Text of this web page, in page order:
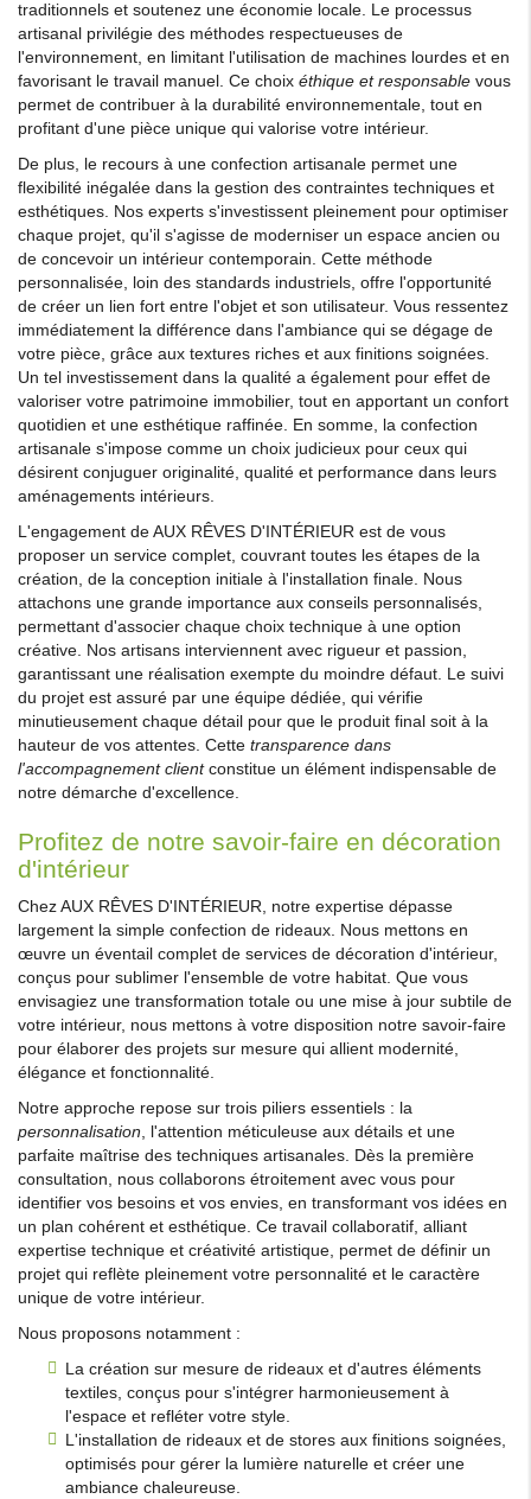
traditionnels et soutenez une économie locale. Le processus
artisanal privilégie des méthodes respectueuses de
l'environnement, en limitant l'utilisation de machines lourdes et en
favorisant le travail manuel. Ce choix éthique et responsable vous
permet de contribuer à la durabilité environnementale, tout en
profitant d'une pièce unique qui valorise votre intérieur.
De plus, le recours à une confection artisanale permet une
flexibilité inégalée dans la gestion des contraintes techniques et
esthétiques. Nos experts s'investissent pleinement pour optimiser
chaque projet, qu'il s'agisse de moderniser un espace ancien ou
de concevoir un intérieur contemporain. Cette méthode
personnalisée, loin des standards industriels, offre l'opportunité
de créer un lien fort entre l'objet et son utilisateur. Vous ressentez
immédiatement la différence dans l'ambiance qui se dégage de
votre pièce, grâce aux textures riches et aux finitions soignées.
Un tel investissement dans la qualité a également pour effet de
valoriser votre patrimoine immobilier, tout en apportant un confort
quotidien et une esthétique raffinée. En somme, la confection
artisanale s'impose comme un choix judicieux pour ceux qui
désirent conjuguer originalité, qualité et performance dans leurs
aménagements intérieurs.
L'engagement de AUX RÊVES D'INTÉRIEUR est de vous
proposer un service complet, couvrant toutes les étapes de la
création, de la conception initiale à l'installation finale. Nous
attachons une grande importance aux conseils personnalisés,
permettant d'associer chaque choix technique à une option
créative. Nos artisans interviennent avec rigueur et passion,
garantissant une réalisation exempte du moindre défaut. Le suivi
du projet est assuré par une équipe dédiée, qui vérifie
minutieusement chaque détail pour que le produit final soit à la
hauteur de vos attentes. Cette transparence dans
l'accompagnement clientconstitue un élément indispensable de
notre démarche d'excellence.
Profitez de notre savoir-faire en décoration
d'intérieur
Chez AUX RÊVES D'INTÉRIEUR, notre expertise dépasse
largement la simple confection de rideaux. Nous mettons en
œuvre un éventail complet de services de décoration d'intérieur,
conçus pour sublimer l'ensemble de votre habitat. Que vous
envisagiez une transformation totale ou une mise à jour subtile de
votre intérieur, nous mettons à votre disposition notre savoir-faire
pour élaborer des projets sur mesure qui allient modernité,
élégance et fonctionnalité.
Notre approche repose sur trois piliers essentiels : la
personnalisation, l'attention méticuleuse aux détails et une
parfaite maîtrise des techniques artisanales. Dès la première
consultation, nous collaborons étroitement avec vous pour
identifier vos besoins et vos envies, en transformant vos idées en
un plan cohérent et esthétique. Ce travail collaboratif, alliant
expertise technique et créativité artistique, permet de définir un
projet qui reflète pleinement votre personnalité et le caractère
unique de votre intérieur.
Nous proposons notamment :
La création sur mesure de rideaux et d'autres éléments
textiles, conçus pour s'intégrer harmonieusement à
l'espace et refléter votre style.
L'installation de rideaux et de stores aux finitions soignées,
optimisés pour gérer la lumière naturelle et créer une
ambiance chaleureuse.